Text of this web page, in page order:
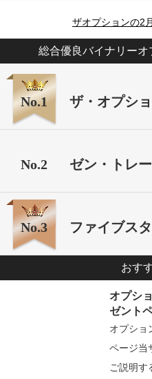
ザオプションの2
総合優良バイナリー
No.1 ザ・オプシ
No.2 ゼン・トレ
No.3 ファイブス
おす
オプシ
ゼント
オプショ
ページ当
ご説明す